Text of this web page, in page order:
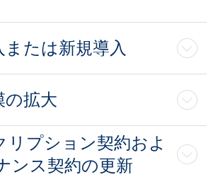
または新規導入
の拡大
リプション契約およ
ンス契約の更新